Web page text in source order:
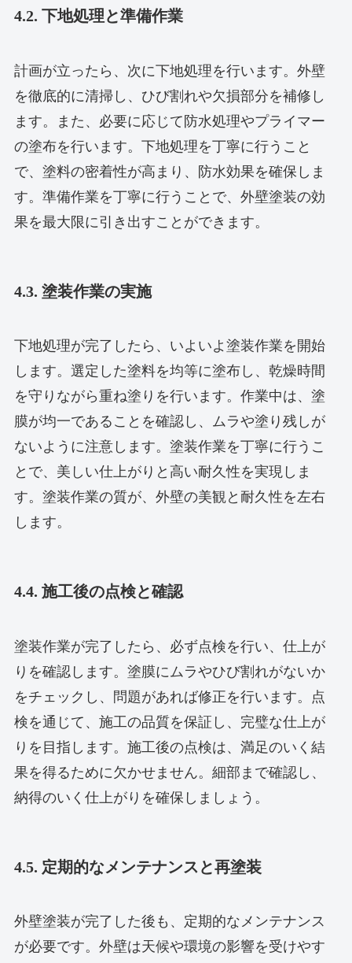
4.2. 下地処理と準備作業
計画が立ったら、次に下地処理を行います。外壁
を徹底的に清掃し、ひび割れや欠損部分を補修し
ます。また、必要に応じて防水処理やプライマー
の塗布を行います。下地処理を丁寧に行うこと
で、塗料の密着性が高まり、防水効果を確保しま
す。準備作業を丁寧に行うことで、外壁塗装の効
果を最大限に引き出すことができます。
4.3. 塗装作業の実施
下地処理が完了したら、いよいよ塗装作業を開始
します。選定した塗料を均等に塗布し、乾燥時間
を守りながら重ね塗りを行います。作業中は、塗
膜が均一であることを確認し、ムラや塗り残しが
ないように注意します。塗装作業を丁寧に行うこ
とで、美しい仕上がりと高い耐久性を実現しま
す。塗装作業の質が、外壁の美観と耐久性を左右
します。
4.4. 施工後の点検と確認
塗装作業が完了したら、必ず点検を行い、仕上が
りを確認します。塗膜にムラやひび割れがないか
をチェックし、問題があれば修正を行います。点
検を通じて、施工の品質を保証し、完璧な仕上が
りを目指します。施工後の点検は、満足のいく結
果を得るために欠かせません。細部まで確認し、
納得のいく仕上がりを確保しましょう。
4.5. 定期的なメンテナンスと再塗装
外壁塗装が完了した後も、定期的なメンテナンス
が必要です。外壁は天候や環境の影響を受けやす